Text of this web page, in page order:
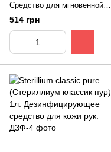
Средство для мгновенной
дезинфекции поверхностей и
инструментов
514 грн